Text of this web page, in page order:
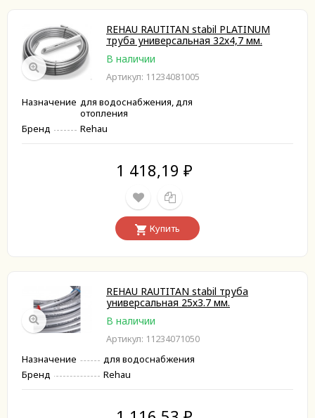
REHAU RAUTITAN stabil PLATINUM
труба универсальная 32х4,7 мм.
В наличии
Артикул: 11234081005
Назначение для водоснабжения, для
отопления
Бренд
Rehau
1 418,19 ₽
Купить
REHAU RAUTITAN stabil труба
универсальная 25х3.7 мм.
В наличии
Артикул: 11234071050
Назначение
для водоснабжения
Бренд
Rehau